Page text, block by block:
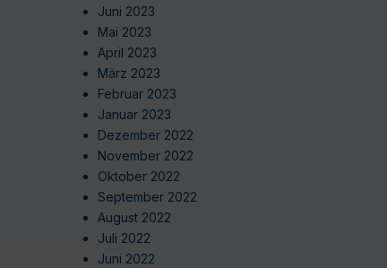
Juni 2023
Mai 2023
April 2023
März 2023
Februar 2023
Januar 2023
Dezember 2022
November 2022
Oktober 2022
September 2022
August 2022
Juli 2022
Juni 2022